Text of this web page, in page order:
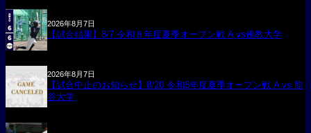
2026年8月7日
【試合結果】8/7 令和８年度夏季オープン戦 A vs佛教大学
2026年8月7日
【試合中止のお知らせ】8/20 令和8年度夏季オープン戦 A vs 龍
谷大学